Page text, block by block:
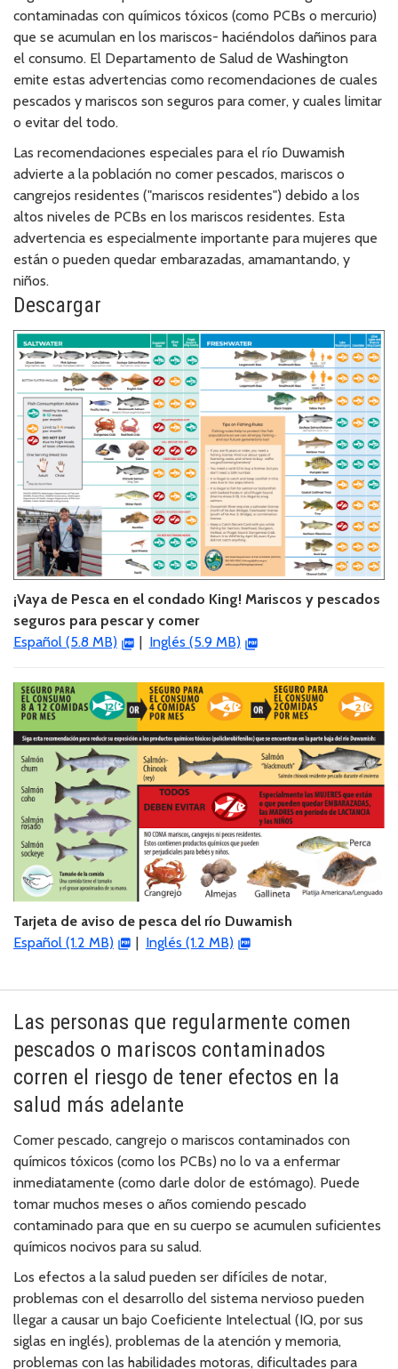
contaminadas con químicos tóxicos (como PCBs o mercurio)
que se acumulan en los mariscos- haciéndolos dañinos para
el consumo. El Departamento de Salud de Washington
emite estas advertencias como recomendaciones de cuales
pescados y mariscos son seguros para comer, y cuales limitar
o evitar del todo.
Las recomendaciones especiales para el río Duwamish
advierte a la población no comer pescados, mariscos o
cangrejos residentes ("mariscos residentes") debido a los
altos niveles de PCBs en los mariscos residentes. Esta
advertencia es especialmente importante para mujeres que
están o pueden quedar embarazadas, amamantando, y
niños.
Descargar
¡Vaya de Pesca en el condado King! Mariscos y pescados
seguros para pescar y comer
Español (5.8 MB)
Inglés (5.9 MB)
Tarjeta de aviso de pesca del río Duwamish
Español (1.2 MB)
| Inglés (1.2 MB)
Las personas que regularmente comen
pescados o mariscos contaminados
corren el riesgo de tener efectos en la
salud más adelante
Comer pescado, cangrejo o mariscos contaminados con
químicos tóxicos (como los PCBs) no lo va a enfermar
inmediatamente (como darle dolor de estómago). Puede
tomar muchos meses o años comiendo pescado
contaminado para que en su cuerpo se acumulen suficientes
químicos nocivos para su salud.
Los efectos a la salud pueden ser difíciles de notar,
problemas con el desarrollo del sistema nervioso pueden
llegar a causar un bajo Coeficiente Intelectual (IQ, por sus
siglas en inglés), problemas de la atención y memoria,
problemas con las habilidades motoras, dificultades para